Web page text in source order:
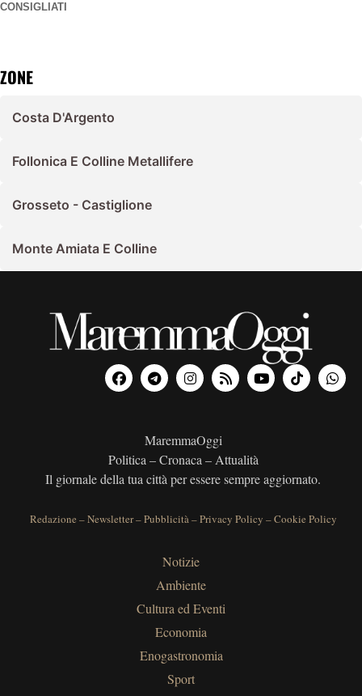
CONSIGLIATI
ZONE
Costa D'Argento
Follonica E Colline Metallifere
Grosseto - Castiglione
Monte Amiata E Colline
MaremmaOggi
Politica – Cronaca – Attualità
Il giornale della tua città per essere sempre aggiornato.
Redazione –Newsletter–Pubblicità–Privacy Policy –Cookie Policy
Notizie
Ambiente
Cultura ed Eventi
Economia
Enogastronomia
Sport